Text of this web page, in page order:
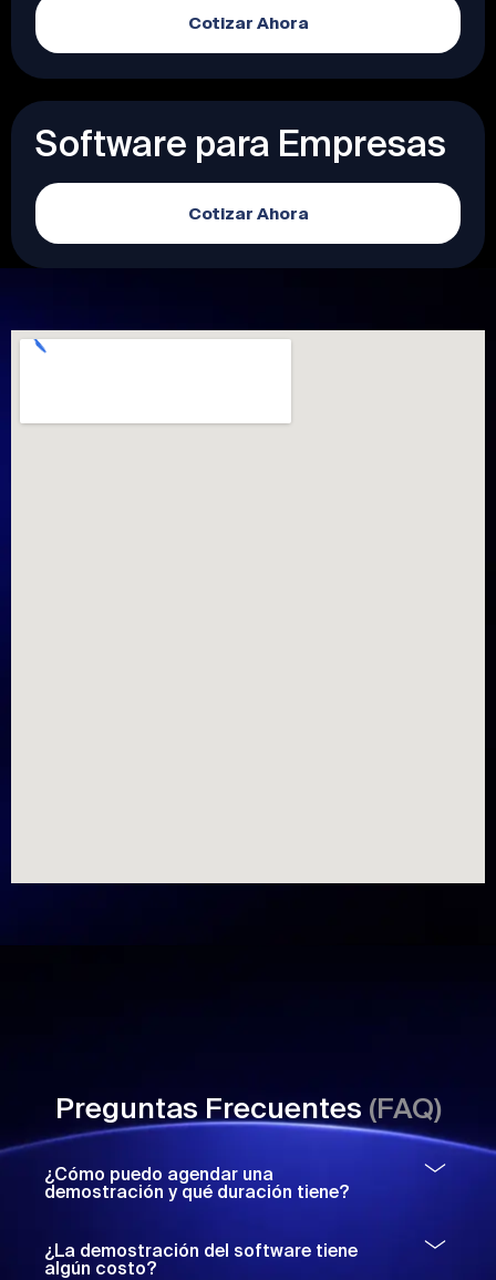
Cotizar Ahora
Software para Empresas
Cotizar Ahora
Preguntas Frecuentes (FAQ)
¿Cómo puedo agendar una
demostración y qué duración tiene?
¿La demostración del software tiene
algún costo?